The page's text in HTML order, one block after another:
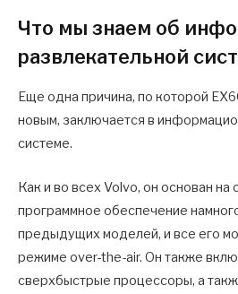
Что мы знаем об
развлекательной
Еще одна причина, по которой
новым, заключается в
системе.
Как и во всех Volvo, он основан на
программное обеспечение
предыдущих моделей, и все его
режиме over-the-air. Он также
сверхбыстрые процессоры, а